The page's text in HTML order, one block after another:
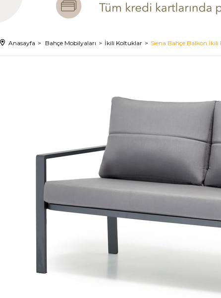
Anasayfa Bahçe Mobilyaları İkili Koltuklar Siena Bahçe Balkon İkili